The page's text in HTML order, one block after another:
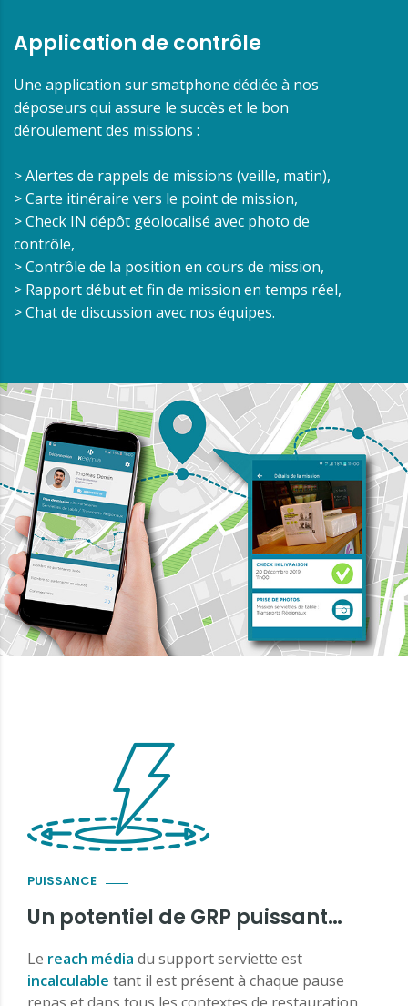
Application de contrôle
Une application sur smatphone dédiée à nos
déposeurs qui assure le succès et le bon
déroulement des missions :
> Alertes de rappels de missions (veille, matin),
> Carte itinéraire vers le point de mission,
> Check IN dépôt géolocalisé avec photo de
contrôle,
> Contrôle de la position en cours de mission,
> Rapport début et fin de mission en temps réel,
> Chat de discussion avec nos équipes.
PUISSANCE
Un potentiel de GRP puissant…
Le reach média du support serviette est
incalculable tant il est présent à chaque pause